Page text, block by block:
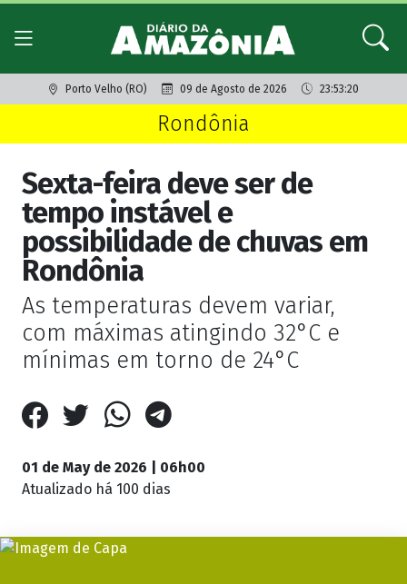
Porto Velho (RO) 09 de Agosto de 2026 23:53:20
Rondônia
Sexta-feira deve ser de
tempo instável e
possibilidade de chuvas em
Rondônia
As temperaturas devem variar,
com máximas atingindo 32°C e
mínimas em torno de 24°C
01 de May de 2026 | 06h00
Atualizado há 100 dias